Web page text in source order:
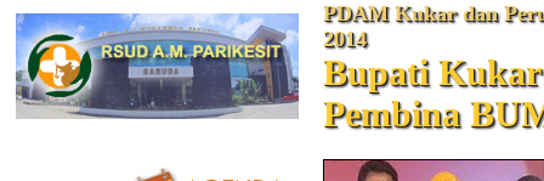
PDAM Kukar dan
2014
Bupati Kukar
Pembina